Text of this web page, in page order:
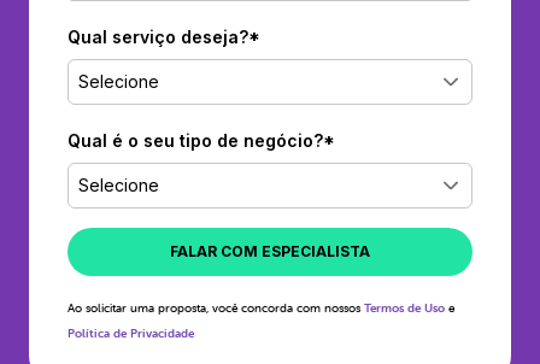
Qual serviço deseja?*
Selecione
Qual é o seu tipo de negócio?*
Selecione
FALAR COM ESPECIALISTA
Ao solicitar uma proposta, você concorda com nossos Termos de Uso e
Política de Privacidade